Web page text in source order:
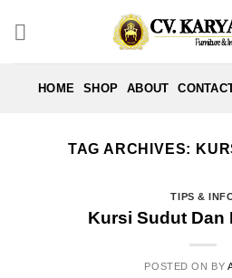
HOME SHOP ABOUT
TAG ARCHIVES:
TIPS &
Kursi Sudut Dan
POSTED ON BY